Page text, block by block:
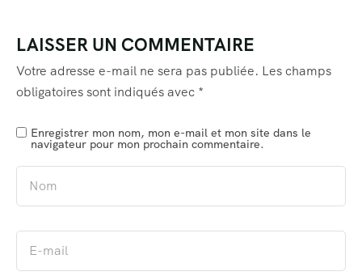
LAISSER UN COMMENTAIRE
Votre adresse e-mail ne sera pas publiée. Les champs
obligatoires sont indiqués avec *
Enregistrer mon nom, mon e-mail et mon site dans le
navigateur pour mon prochain commentaire.